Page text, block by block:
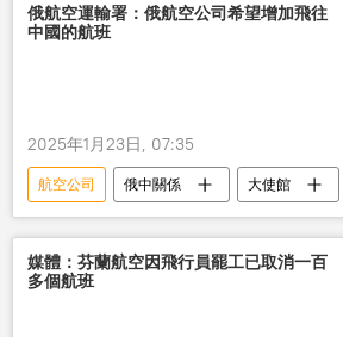
俄航空運輸署：俄航空公司希望增加飛往
中國的航班
2025年1月23日, 07:35
航空公司 俄中關係 大使館
媒體：芬蘭航空因飛行員罷工已取消一百
多個航班